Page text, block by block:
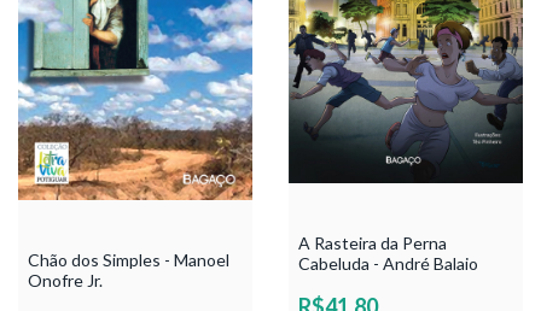
Chão dos Simples - Manoel
Onofre Jr.
A Rasteira da Perna
Cabeluda - André Balaio